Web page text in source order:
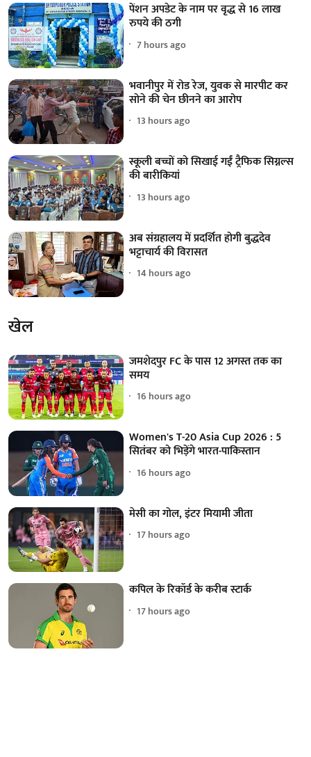
पेंशन अपडेट के नाम पर वृद्ध से 16 लाख
रुपये की ठगी
7 hours ago
भवानीपुर में रोड रेज, युवक से मारपीट कर
सोने की चेन छीनने का आरोप
13 hours ago
स्कूली बच्चों को सिखाई गईं ट्रैफिक सिग्नल्स
की बारीकियां
13 hours ago
अब संग्रहालय में प्रदर्शित होगी बुद्धदेव
भट्टाचार्य की विरासत
14 hours ago
खेल
जमशेदपुर FC के पास 12 अगस्त तक का
समय
16 hours ago
Women's T-20 Asia Cup 2026 : 5
सितंबर को भिड़ेंगे भारत-पाकिस्तान
16 hours ago
मेसी का गोल, इंटर मियामी जीता
17 hours ago
कपिल के रिकॉर्ड के करीब स्टार्क
17 hours ago